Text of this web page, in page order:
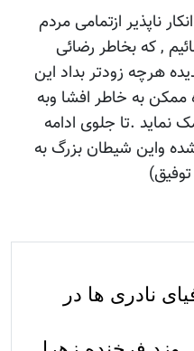
ناپذیر ازتمامی مردم
, که بخاطر رضائی
هرچه زودتر بداد این
به خاطر افشا وبه
نماید .تا جلوی ادامه
واین شیطان بزرگ به
نادری ها در